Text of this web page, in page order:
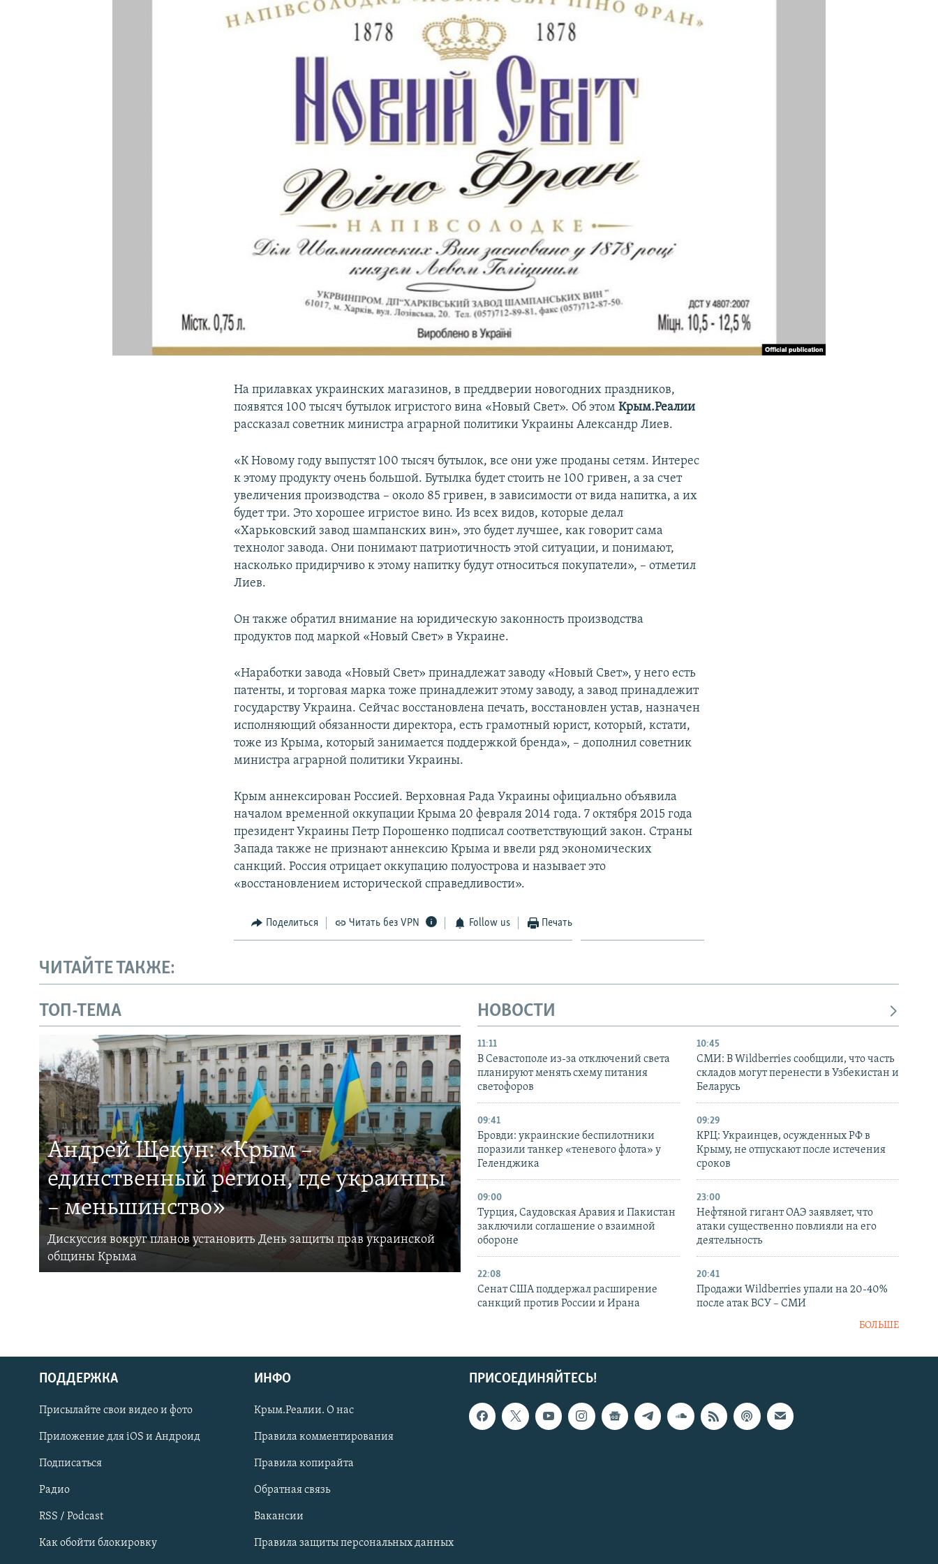
Українською
Qırımtatar
ПРИСОЕДИНЯЙТЕСЬ!
На прилавках украинских магазинов, в преддверии новогодних праздников,
появятся 100 тысяч бутылок игристого вина «Новый Свет». Об этом Крым.Реалии
рассказал советник министра аграрной политики Украины Александр Лиев.
«К Новому году выпустят 100 тысяч бутылок, все они уже проданы сетям. Интерес
к этому продукту очень большой. Бутылка будет стоить не 100 гривен, а за счет
увеличения производства – около 85 гривен, в зависимости от вида напитка, а их
будет три. Это хорошее игристое вино. Из всех видов, которые делал
«Харьковский завод шампанских вин», это будет лучшее, как говорит сама
технолог завода. Они понимают патриотичность этой ситуации, и понимают,
насколько придирчиво к этому напитку будут относиться покупатели», – отметил
Лиев.
Он также обратил внимание на юридическую законность производства
продуктов под маркой «Новый Свет» в Украине.
«Наработки завода «Новый Свет» принадлежат заводу «Новый Свет», у него есть
патенты, и торговая марка тоже принадлежит этому заводу, а завод принадлежит
государству Украина. Сейчас восстановлена печать, восстановлен устав, назначен
исполняющий обязанности директора, есть грамотный юрист, который, кстати,
тоже из Крыма, который занимается поддержкой бренда», – дополнил советник
министра аграрной политики Украины.
Крым аннексирован Россией. Верховная Рада Украины официально объявила
началом временной оккупации Крыма 20 февраля 2014 года. 7 октября 2015 года
президент Украины Петр Порошенко подписал соответствующий закон. Страны
Запада также не признают аннексию Крыма и ввели ряд экономических
санкций. Россия отрицает оккупацию полуострова и называет это
«восстановлением исторической справедливости».
Поделиться Читать без VPN Follow us Печать
ЧИТАЙТЕ ТАКЖЕ:
ТОП-ТЕМА
Андрей Щекун: «Крым –
единственный регион, где украинцы
– меньшинство»
Дискуссия вокруг планов установить День защиты прав украинской
общины Крыма
НОВОСТИ
11:11
В Севастополе из-за отключений света
планируют менять схему питания
светофоров
10:45
СМИ: В Wildberries сообщили, что часть
складов могут перенести в Узбекистан и
Беларусь
09:41
Бровди: украинские беспилотники
поразили танкер «теневого флота» у
Геленджика
09:29
КРЦ: Украинцев, осужденных РФ в
Крыму, не отпускают после истечения
сроков
09:00
Турция, Саудовская Аравия и Пакистан
заключили соглашение о взаимной
обороне
23:00
Нефтяной гигант ОАЭ заявляет, что
атаки существенно повлияли на его
деятельность
22:08
Сенат США поддержал расширение
санкций против России и Ирана
20:41
Продажи Wildberries упали на 20-40%
после атак ВСУ – СМИ
БОЛЬШЕ
ПРИСОЕДИНЯЙТЕСЬ!
ПОДДЕРЖКА
Присылайте свои видео и фото
Приложение для iOS и Андроид
Подписаться
Радио
RSS / Podcast
Как обойти блокировку
ИНФО
Крым.Реалии. О нас
Правила комментирования
Правила копирайта
Обратная связь
Вакансии
Правила защиты персональных данных